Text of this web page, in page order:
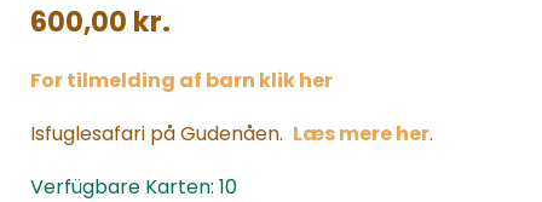
600,00 kr.
For tilmelding af barn klik her
Isfuglesafari på Gudenåen. Læs mere her.
Verfügbare Karten: 10